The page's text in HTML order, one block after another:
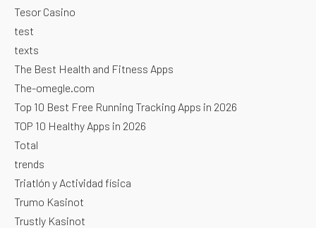
Tesor Casino
test
texts
The Best Health and Fitness Apps
The-omegle.com
Top 10 Best Free Running Tracking Apps in 2026
TOP 10 Healthy Apps in 2026
Total
trends
Triatlón y Actividad física
Trumo Kasinot
Trustly Kasinot